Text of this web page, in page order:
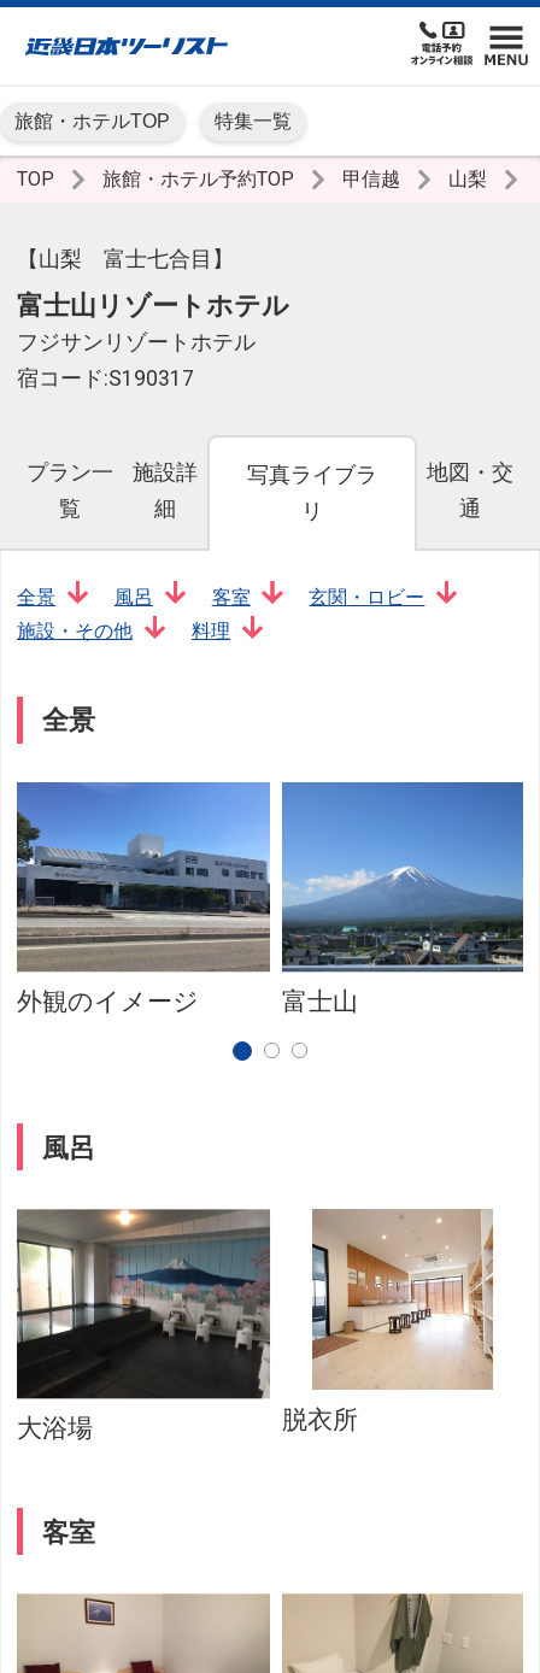
旅館・ホテルTOP 特集一覧
TOP 旅館・ホテル予約TOP 甲信越 山梨
【山梨 富士七合目】
富士山リゾートホテル
フジサンリゾートホテル
宿コード:S190317
プラン一
覧
施設詳
細
写真ライブラ
リ
地図・交
通
全景 風呂 客室
玄関・ロビー
施設・その他
料理
全景
外観のイメージ 富士山
風呂
大浴場 脱衣所
客室